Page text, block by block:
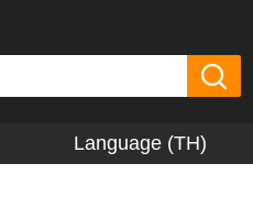
Language (TH)